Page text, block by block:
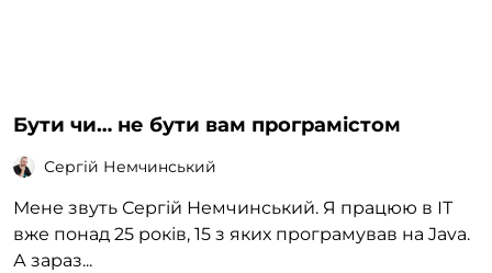
Бути чи… не бути вам програмістом
Сергій Немчинський
Мене звуть Сергій Немчинський. Я працюю в ІТ
вже понад 25 років, 15 з яких програмував на Java.
А зараз...